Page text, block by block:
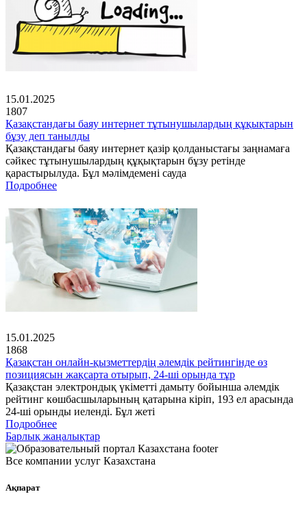
15.01.2025
1807
Қазақстандағы баяу интернет тұтынушылардың құқықтарын
бұзу деп танылды
Қазақстандағы баяу интернет қазір қолданыстағы заңнамаға
сәйкес тұтынушылардың құқықтарын бұзу ретінде
қарастырылуда. Бұл мәлімдемені сауда
Подробнее
15.01.2025
1868
Қазақстан онлайн-қызметтердің әлемдік рейтингінде өз
позициясын жақсарта отырып, 24-ші орында тұр
Қазақстан электрондық үкіметті дамыту бойынша әлемдік
рейтинг көшбасшыларының қатарына кіріп, 193 ел арасында
24-ші орынды иеленді. Бұл жеті
Подробнее
Барлық жаңалықтар
Все компании услуг Казахстана
Ақпарат